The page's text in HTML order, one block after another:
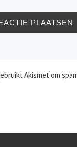
Akismet om